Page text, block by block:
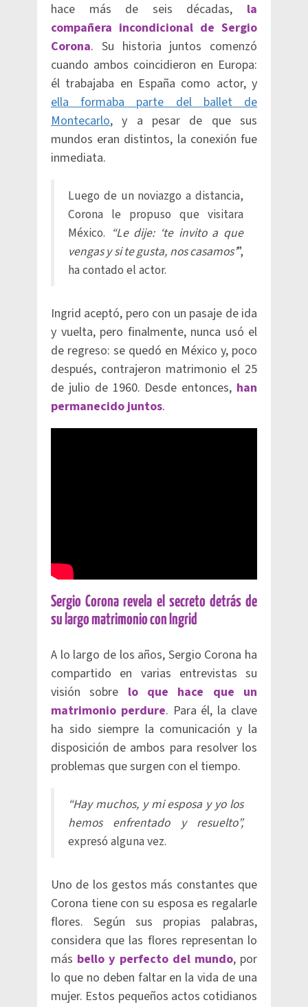
hace más de seis décadas, la
compañera incondicional de Sergio
Corona. Su historia juntos comenzó
cuando ambos coincidieron en Europa:
él trabajaba en España como actor, y
ella formaba parte del ballet de
Montecarlo, y a pesar de que sus
mundos eran distintos, la conexión fue
inmediata.
Luego de un noviazgo a distancia,
Corona le propuso que visitara
México. “Le dije: ‘te invito a que
vengas y si te gusta, nos casamos’”,
ha contado el actor.
Ingrid aceptó, pero con un pasaje de ida
y vuelta, pero finalmente, nunca usó el
de regreso: se quedó en México y, poco
después, contrajeron matrimonio el 25
de julio de 1960. Desde entonces, han
permanecido juntos.
Sergio Corona revela el secreto detrás de
su largo matrimonio con Ingrid
A lo largo de los años, Sergio Corona ha
compartido en varias entrevistas su
visión sobre lo que hace que un
matrimonio perdure. Para él, la clave
ha sido siempre la comunicación y la
disposición de ambos para resolver los
problemas que surgen con el tiempo.
“Hay muchos, y mi esposa y yo los
hemos enfrentado y resuelto”,
expresó alguna vez.
Uno de los gestos más constantes que
Corona tiene con su esposa es regalarle
flores. Según sus propias palabras,
considera que las flores representan lo
más bello y perfecto del mundo, por
lo que no deben faltar en la vida de una
mujer. Estos pequeños actos cotidianos